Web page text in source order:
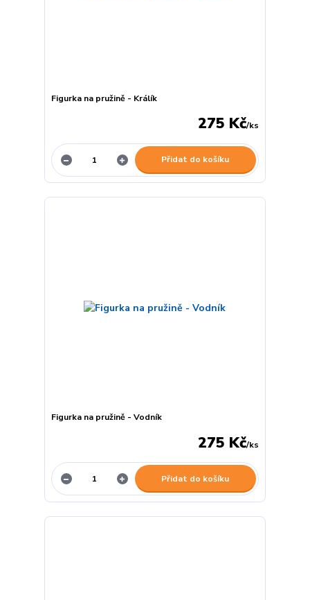
Figurka na pružině - Králík
275 Kč/ks
Přidat do košíku
Figurka na pružině - Vodník
275 Kč/ks
Přidat do košíku